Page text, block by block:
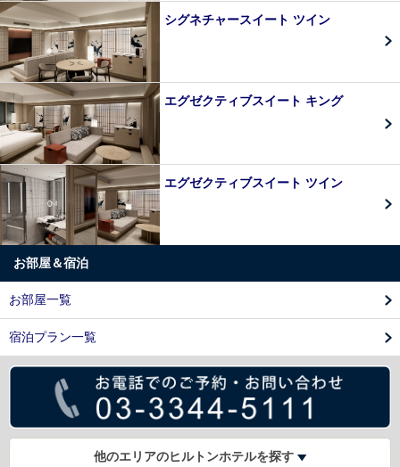
シグネチャースイート ツイン
エグゼクティブスイート キング
エグゼクティブスイート ツイン
お部屋＆宿泊
お部屋一覧
宿泊プラン一覧
他のエリアのヒルトンホテルを探す